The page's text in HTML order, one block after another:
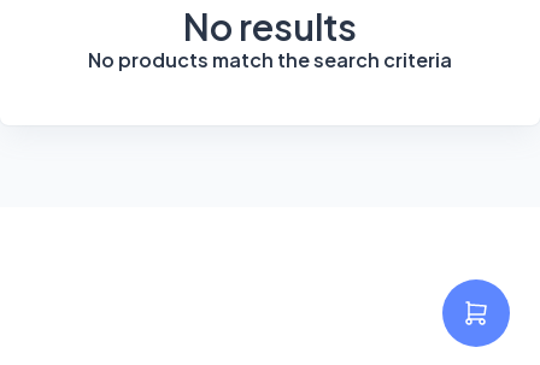
No results
No products match the search criteria